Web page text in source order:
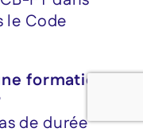
le Code
formation
de durée